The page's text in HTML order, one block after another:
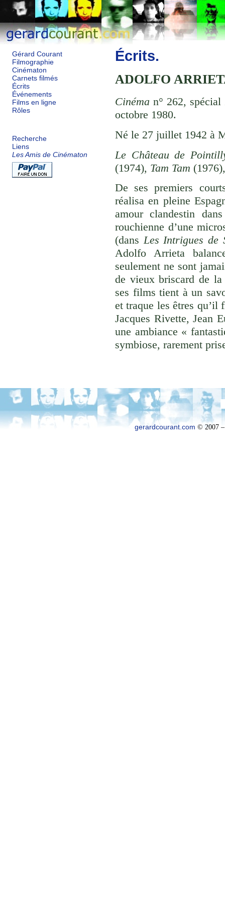
Gérard Courant
Filmographie
Cinématon
Carnets filmés
Écrits
Événements
Films en ligne
Rôles
Recherche
Liens
Les Amis de Cinématon
Écrits.
ADOLFO
Cinéma n° 262, spécial
octobre 1980.
Né le 27 juillet 1942 à
Le Château de
(1974), Tam Tam
De ses premiers
réalisa en pleine
amour clandestin
rouchienne d’une
(dansLes Intrigues de
Adolfo Arrieta
seulement ne sont
de vieux briscard de
ses films tient à un
et traque les êtres qu’il
Jacques Rivette, Jean
une ambiance «
symbiose, rarement
gerardcourant.com © 2007